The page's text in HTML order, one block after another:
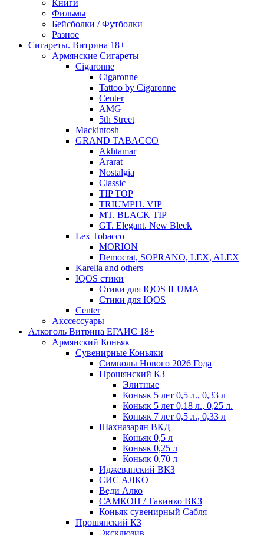
Книги
Фильмы
Бейсболки / Футболки
Разное
Сигареты. Витрина 18+
Армянские Сигареты
Cigaronne
Cigaronne
Tattoo by Cigaronne
Center
AMG
5th Street
Mackintosh
GRAND TABACCO
Akhtamar
Ararat
Nostalgia
Classic
TIP TOP
TRIUMPH. VIP
MT. BLACK TIP
GT. Elegant. New Bleck
Lex Tobacco
MORION
Democrat, SOPRANO, LEX, ALEX
Karelia and others
IQOS стики
Стики для IQOS ILUMA
Стики для IQOS
Сenter
Акссессуары
Алкоголь Витрина ЕГАИС 18+
Армянский Коньяк
Сувенирные Коньяки
Символы Нового 2026 Года
Прошянский КЗ
Элитные
Коньяк 5 лет 0,5 л., 0,33 л
Коньяк 5 лет 0,18 л., 0,25 л.
Коньяк 7 лет 0,5 л., 0,33 л
Шахназарян ВКД
Коньяк 0,5 л
Коньяк 0,25 л
Коньяк 0,70 л
Иджеванский ВКЗ
СИС АЛКО
Веди Алко
САМКОН / Тавинко ВКЗ
Коньяк сувенирный Сабля
Прошянский КЗ
Эксклюзив